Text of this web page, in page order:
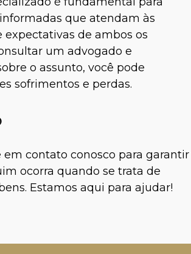
que atendam às
expectativas de ambos os
um advogado e
o assunto, você pode
sofrimentos e perdas.
em contato conosco para garantir
ocorra quando se trata de
Estamos aqui para ajudar!